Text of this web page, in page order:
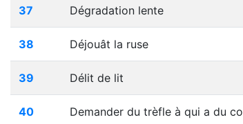
37 Dégradation lente
38 Déjouât la ruse
39 Délit de lit
40 Demander du trèfle à qui a du